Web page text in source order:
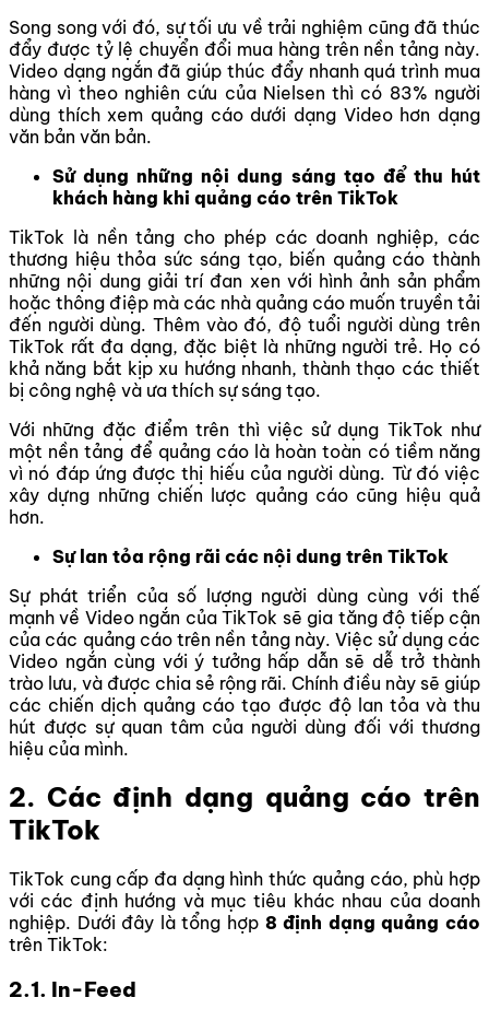
Song song với đó, sự tối ưu về trải nghiệm cũng đã thúc
đẩy được tỷ lệ chuyển đổi mua hàng trên nền tảng này.
Video dạng ngắn đã giúp thúc đẩy nhanh quá trình mua
hàng vì theo nghiên cứu của Nielsen thì có 83% người
dùng thích xem quảng cáo dưới dạng Video hơn dạng
văn bản văn bản.
Sử dụng những nội dung sáng tạo để thu hút
khách hàng khi quảng cáo trên TikTok
TikTok là nền tảng cho phép các doanh nghiệp, các
thương hiệu thỏa sức sáng tạo, biến quảng cáo thành
những nội dung giải trí đan xen với hình ảnh sản phẩm
hoặc thông điệp mà các nhà quảng cáo muốn truyền tải
đến người dùng. Thêm vào đó, độ tuổi người dùng trên
TikTok rất đa dạng, đặc biệt là những người trẻ. Họ có
khả năng bắt kịp xu hướng nhanh, thành thạo các thiết
bị công nghệ và ưa thích sự sáng tạo.
Với những đặc điểm trên thì việc sử dụng TikTok như
một nền tảng để quảng cáo là hoàn toàn có tiềm năng
vì nó đáp ứng được thị hiếu của người dùng. Từ đó việc
xây dựng những chiến lược quảng cáo cũng hiệu quả
hơn.
Sự lan tỏa rộng rãi các nội dung trên TikTok
Sự phát triển của số lượng người dùng cùng với thế
mạnh về Video ngắn của TikTok sẽ gia tăng độ tiếp cận
của các quảng cáo trên nền tảng này. Việc sử dụng các
Video ngắn cùng với ý tưởng hấp dẫn sẽ dễ trở thành
trào lưu, và được chia sẻ rộng rãi. Chính điều này sẽ giúp
các chiến dịch quảng cáo tạo được độ lan tỏa và thu
hút được sự quan tâm của người dùng đối với thương
hiệu của mình.
2. Các định dạng quảng cáo trên
TikTok
TikTok cung cấp đa dạng hình thức quảng cáo, phù hợp
với các định hướng và mục tiêu khác nhau của doanh
nghiệp. Dưới đây là tổng hợp 8 định dạng quảng cáo
trên TikTok:
2.1. In-Feed